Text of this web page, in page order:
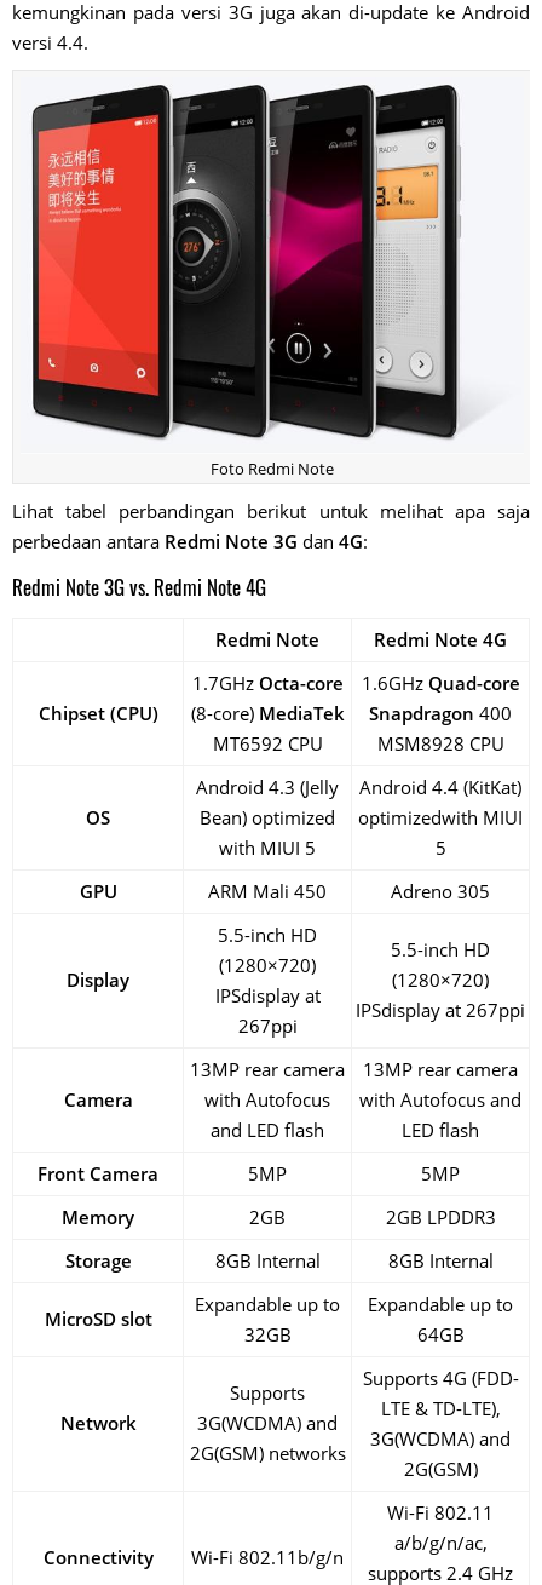
kemungkinan pada versi 3G juga akan di-update ke Android
versi 4.4.
Foto Redmi Note
Lihat tabel perbandingan berikut untuk melihat apa saja
perbedaan antara Redmi Note 3G dan 4G:
Redmi Note 3G vs. Redmi Note 4G
Redmi Note Redmi Note 4G
Chipset (CPU)
1.7GHz Octa-core
(8-core) MediaTek
MT6592 CPU
1.6GHz Quad-core
Snapdragon 400
MSM8928 CPU
OS
Android 4.3 (Jelly
Bean) optimized
with MIUI 5
Android 4.4 (KitKat)
optimizedwith MIUI
5
GPU
ARM Mali 450 Adreno 305
Display
5.5-inch HD
(1280×720)
IPSdisplay at
267ppi
5.5-inch HD
(1280×720)
IPSdisplay at 267ppi
Camera
13MP rear camera
with Autofocus
and LED flash
13MP rear camera
with Autofocus and
LED flash
Front Camera
5MP
5MP
Memory
2GB
2GB LPDDR3
Storage
8GB Internal 8GB Internal
MicroSD slot
Expandable up to
32GB
Expandable up to
64GB
Network
Supports
3G(WCDMA) and
2G(GSM) networks
Supports 4G (FDD-
LTE & TD-LTE),
3G(WCDMA) and
2G(GSM)
Connectivity Wi-Fi 802.11b/g/n
Wi-Fi 802.11
a/b/g/n/ac,
supports 2.4 GHz